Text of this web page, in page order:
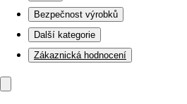
Bezpečnost výrobků
Další kategorie
Zákaznická hodnocení